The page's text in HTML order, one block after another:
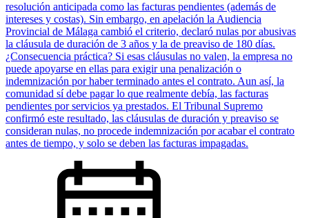
resolución anticipada como las facturas pendientes (además de
intereses y costas). Sin embargo, en apelación la Audiencia
Provincial de Málaga cambió el criterio, declaró nulas por abusivas
la cláusula de duración de 3 años y la de preaviso de 180 días.
¿Consecuencia práctica? Si esas cláusulas no valen, la empresa no
puede apoyarse en ellas para exigir una penalización o
indemnización por haber terminado antes el contrato. Aun así, la
comunidad sí debe pagar lo que realmente debía, las facturas
pendientes por servicios ya prestados. El Tribunal Supremo
confirmó este resultado, las cláusulas de duración y preaviso se
consideran nulas, no procede indemnización por acabar el contrato
antes de tiempo, y solo se deben las facturas impagadas.